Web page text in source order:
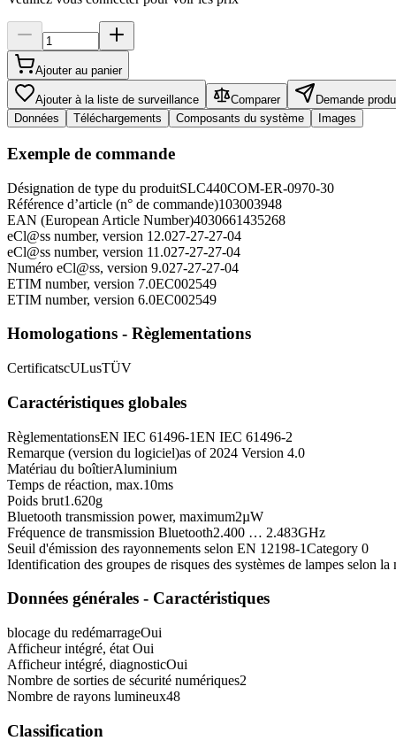
Ajouter au panier
Ajouter à la liste de surveillance Comparer
Demande
Données
Téléchargements Composants du système Images
Exemple de commande
Désignation de type du produitSLC440COM-ER-0970-30
Référence d’article (n° de commande)103003948
EAN (European Article Number)4030661435268
eCl@ss number, version 12.027-27-27-04
eCl@ss number, version 11.027-27-27-04
Numéro eCl@ss, version 9.027-27-27-04
ETIM number, version 7.0EC002549
ETIM number, version 6.0EC002549
Homologations - Règlementations
CertificatscULusTÜV
Caractéristiques globales
RèglementationsEN IEC 61496-1EN IEC 61496-2
Remarque (version du logiciel)as of 2024 Version 4.0
Matériau du boîtierAluminium
Temps de réaction, max.10ms
Poids brut1.620g
Bluetooth transmission power, maximum2µW
Fréquence de transmission Bluetooth2.400 … 2.483GHz
Seuil d'émission des rayonnements selon EN 12198-1Category 0
Identification des groupes de risques des systèmes de lampes selon
Données générales - Caractéristiques
blocage du redémarrageOui
Afficheur intégré, état Oui
Afficheur intégré, diagnosticOui
Nombre de sorties de sécurité numériques2
Nombre de rayons lumineux48
Classification